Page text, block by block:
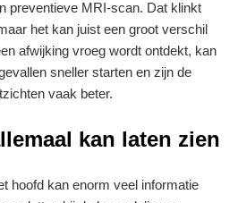
preventieve MRI-scan. Dat klinkt
het kan juist een groot verschil
afwijking vroeg wordt ontdekt, kan
sneller starten en zijn de
vaak beter.
kan laten zien
hoofd kan enorm veel informatie